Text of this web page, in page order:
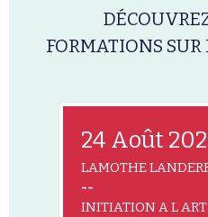
FORMATIONS
24 Août
LAMOTHE
--
INITIATION A L ART